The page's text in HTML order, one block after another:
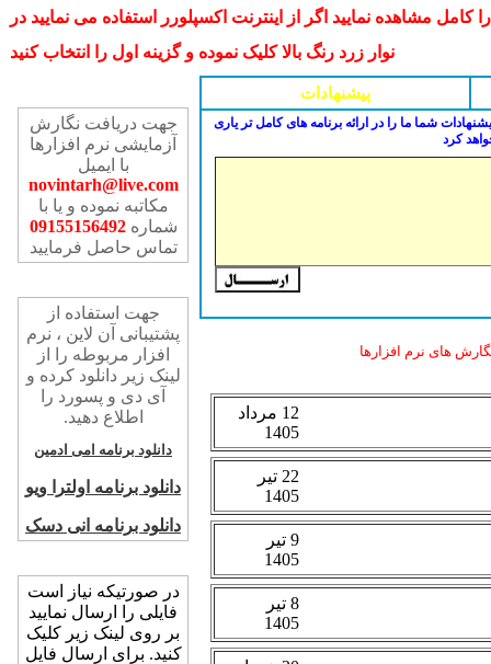
مشاهده نمایید اگر از اینترنت اکسپلورر استفاده می نمایید در
نوار زرد رنگ بالا کلیک نموده و گزینه اول را انتخاب کنید
پیشنهادات
شما ما را در ارائه برنامه های کامل تر یاری
کرد
های نرم افزارها
جهت دریافت نگارش
آزمایشی نرم افزارها
با ایمیل
novintarh@live.com
مکاتبه نموده و یا با
شماره09155156492
تماس حاصل فرمایید
جهت استفاده از
پشتیبانی آن لاین ، نرم
افزار مربوطه را از
لینک زیر دانلود کرده و
آی دی و پسورد را
اطلاع دهید.
دانلود برنامه امی ادمین
دانلود برنامه اولترا ویو
دانلود برنامه انی دسک
در صورتیکه نیاز است
فایلی را ارسال نمایید
بر روی لینک زیر کلیک
کنید. برای ارسال فایل